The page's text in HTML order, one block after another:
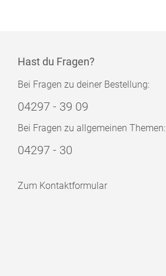
Hast du Fragen?
Bei Fragen zu deiner Bestellung:
04297 - 39 09
Bei Fragen zu allgemeinen Themen:
04297 - 30
Zum Kontaktformular